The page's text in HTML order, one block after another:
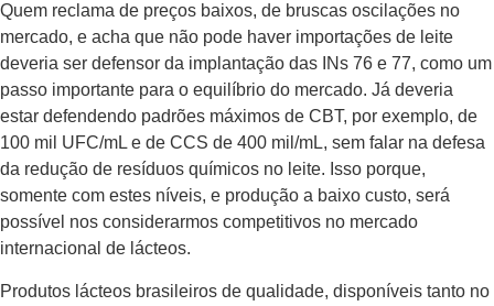
Quem reclama de preços baixos, de bruscas oscilações no
mercado, e acha que não pode haver importações de leite
deveria ser defensor da implantação das INs 76 e 77, como um
passo importante para o equilíbrio do mercado. Já deveria
estar defendendo padrões máximos de CBT, por exemplo, de
100 mil UFC/mL e de CCS de 400 mil/mL, sem falar na defesa
da redução de resíduos químicos no leite. Isso porque,
somente com estes níveis, e produção a baixo custo, será
possível nos considerarmos competitivos no mercado
internacional de lácteos.
Produtos lácteos brasileiros de qualidade, disponíveis tanto no